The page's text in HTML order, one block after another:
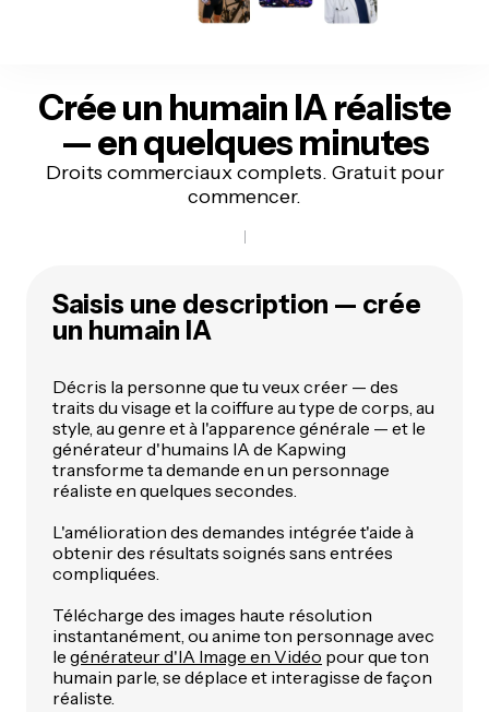
Crée un humain IA réaliste
— en quelques minutes
Droits commerciaux complets. Gratuit pour
commencer.
Saisis une description — crée
un humain IA
Décris la personne que tu veux créer — des
traits du visage et la coiffure au type de corps, au
style, au genre et à l'apparence générale — et le
générateur d'humains IA de Kapwing
transforme ta demande en un personnage
réaliste en quelques secondes.
L'amélioration des demandes intégrée t'aide à
obtenir des résultats soignés sans entrées
compliquées.
Télécharge des images haute résolution
instantanément, ou anime ton personnage avec
le générateur d'IA Image en Vidéo pour que ton
humain parle, se déplace et interagisse de façon
réaliste.